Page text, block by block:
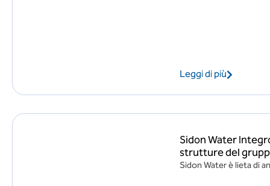
Leggi di più
Sidon Water
strutture del
Sidon Water è lieta di